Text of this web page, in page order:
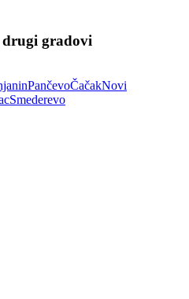
gradovi
PančevoČačakNovi
Smederevo